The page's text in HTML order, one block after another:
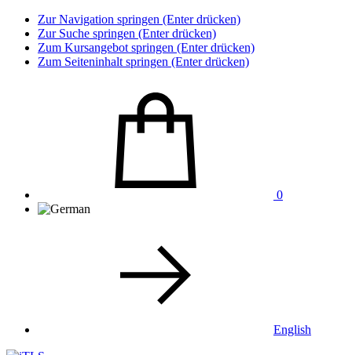
Zur Navigation springen (Enter drücken)
Zur Suche springen (Enter drücken)
Zum Kursangebot springen (Enter drücken)
Zum Seiteninhalt springen (Enter drücken)
0
English